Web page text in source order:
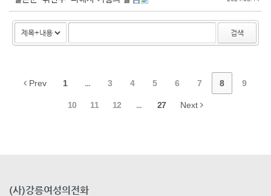
검색
Prev 1 ... 3 4 5 6 7 8 9
10 11 12 ... 27 Next
(사)강릉여성의전화